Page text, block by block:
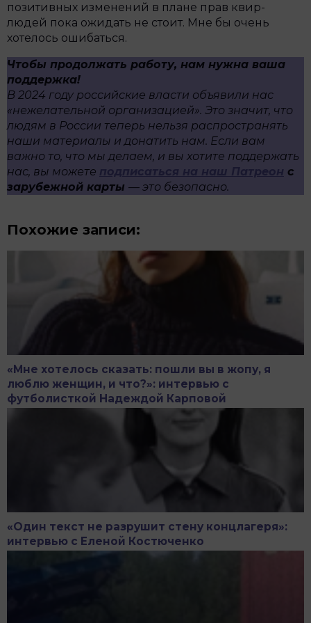
позитивных изменений в плане прав квир-
людей пока ожидать не стоит. Мне бы очень
хотелось ошибаться.
Чтобы продолжать работу, нам нужна ваша
поддержка!
В 2024 году российские власти объявили нас
«нежелательной организацией». Это значит, что
людям в России теперь нельзя распространять
наши материалы и донатить нам. Если вам
важно то, что мы делаем, и вы хотите поддержать
нас, вы можете подписаться на наш Патреон с
зарубежной карты — это безопасно.
Похожие записи:
«Мне хотелось сказать: пошли вы в жопу, я
люблю женщин, и что?»: интервью с
футболисткой Надеждой Карповой
«Один текст не разрушит стену концлагеря»:
интервью с Еленой Костюченко